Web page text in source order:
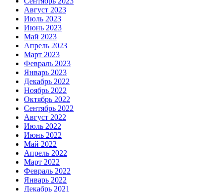
Август 2023
Июль 2023
Июнь 2023
Май 2023
Апрель 2023
Март 2023
Февраль 2023
Январь 2023
Декабрь 2022
Ноябрь 2022
Октябрь 2022
Сентябрь 2022
Август 2022
Июль 2022
Июнь 2022
Май 2022
Апрель 2022
Март 2022
Февраль 2022
Январь 2022
Декабрь 2021